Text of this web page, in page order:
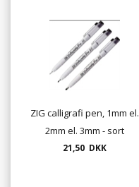
ZIG calligrafi pen, 1mm el.
2mm el. 3mm - sort
21,50 DKK